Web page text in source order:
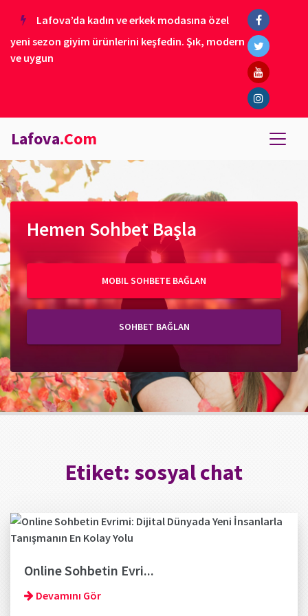
Lafova’da kadın ve erkek modasına özel
yeni sezon giyim ürünlerini keşfedin. Şık, modern
ve uygun
Lafova.Com
Hemen Sohbet Başla
MOBIL SOHBETE BAĞLAN
SOHBET BAĞLAN
Etiket: sosyal chat
Online Sohbetin Evri...
Devamını Gör